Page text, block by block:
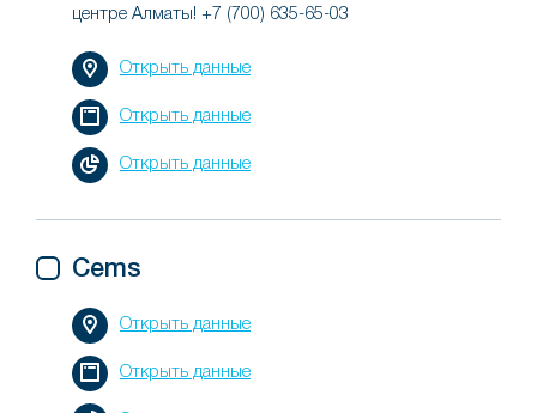
центре Алматы! +7 (700) 635-65-03
Открыть данные
Открыть данные
Открыть данные
Cems
Открыть данные
Открыть данные